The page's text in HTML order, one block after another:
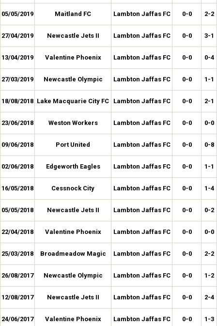
05/05/2019 Maitland FC Lambton Jaffas FC 0-0 2-2
27/04/2019 Newcastle Jets II Lambton Jaffas FC 0-0 3-1
13/04/2019 Valentine Phoenix Lambton Jaffas FC 0-0 0-4
27/03/2019 Newcastle Olympic Lambton Jaffas FC 0-0 1-1
18/08/2018 Lake Macquarie City FC Lambton Jaffas FC 0-0 2-1
23/06/2018 Weston Workers Lambton Jaffas FC 0-0 0-0
09/06/2018 Port United Lambton Jaffas FC 0-0 0-8
02/06/2018 Edgeworth Eagles Lambton Jaffas FC 0-0 1-1
16/05/2018 Cessnock City Lambton Jaffas FC 0-0 1-4
05/05/2018 Newcastle Jets II Lambton Jaffas FC 0-0 0-2
22/04/2018 Valentine Phoenix Lambton Jaffas FC 0-0 0-0
25/03/2018 Broadmeadow Magic Lambton Jaffas FC 0-0 2-2
26/08/2017 Newcastle Olympic Lambton Jaffas FC 0-0 1-2
12/08/2017 Newcastle Jets II Lambton Jaffas FC 0-0 2-4
24/06/2017 Valentine Phoenix Lambton Jaffas FC 0-0 1-3